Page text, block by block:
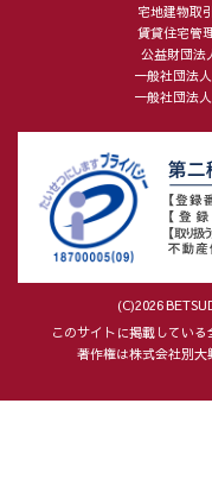
宅地建物取
賃貸住宅管
公益財団法
一般社団法
一般社団法
(C)2026
このサイトに掲載してい
著作権は株式会社別大